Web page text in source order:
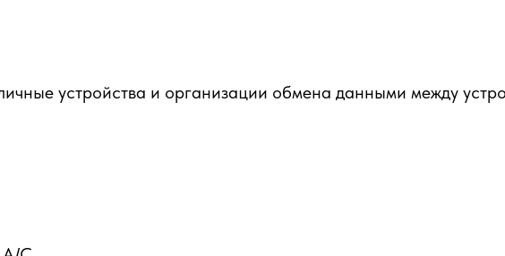
устройства и организации обмена данными между